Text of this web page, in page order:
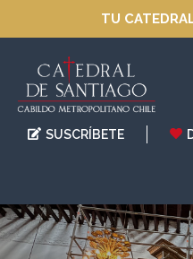
TU
SUSCRÍBETE